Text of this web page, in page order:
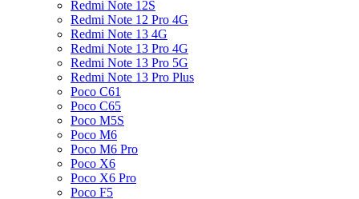
Redmi Note 12S
Redmi Note 12 Pro 4G
Redmi Note 13 4G
Redmi Note 13 Pro 4G
Redmi Note 13 Pro 5G
Redmi Note 13 Pro Plus
Poco C61
Poco C65
Poco M5S
Poco M6
Poco M6 Pro
Poco X6
Poco X6 Pro
Poco F5